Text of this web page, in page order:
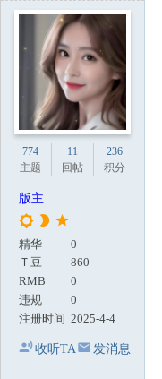
774
主题
11
回帖
236
积分
版主
精华
0
Ｔ豆
860
RMB
0
违规
0
注册时间 2025-4-4
收听TA 发消息